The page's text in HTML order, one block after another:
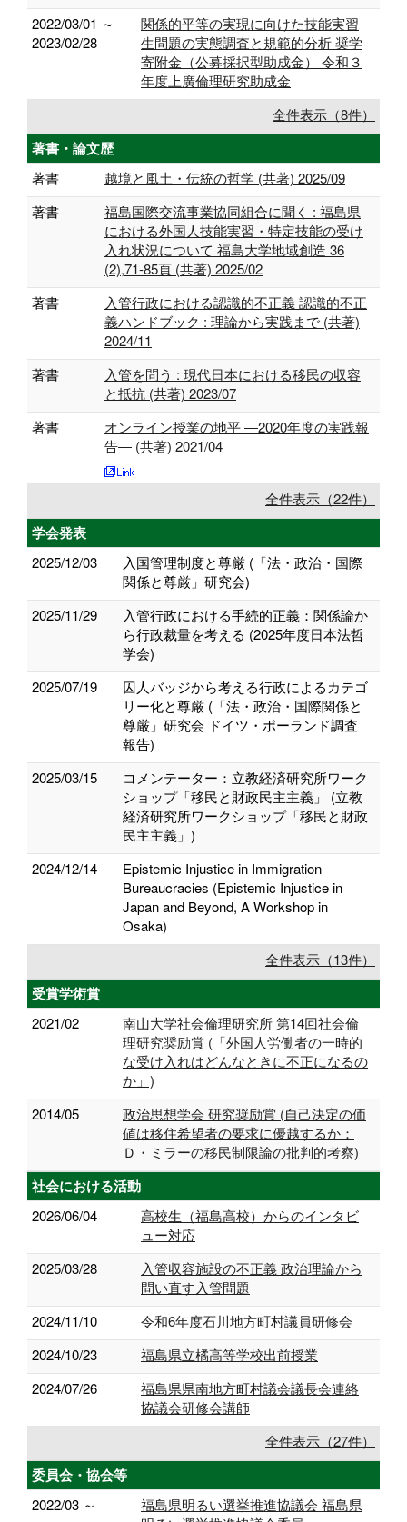
2022/03/01 ～
2023/02/28
関係的平等の実現に向けた技能実習
生問題の実態調査と規範的分析 奨学
寄附金（公募採択型助成金） 令和３
年度上廣倫理研究助成金
全件表示（8件）
著書・論文歴
著書
越境と風土・伝統の哲学 (共著) 2025/09
著書
福島国際交流事業協同組合に聞く : 福島県
における外国人技能実習・特定技能の受け
入れ状況について 福島大学地域創造 36
(2),71-85頁 (共著) 2025/02
著書
入管行政における認識的不正義 認識的不正
義ハンドブック : 理論から実践まで (共著)
2024/11
著書
入管を問う : 現代日本における移民の収容
と抵抗 (共著) 2023/07
著書
オンライン授業の地平 ―2020年度の実践報
告― (共著) 2021/04
全件表示（22件）
学会発表
2025/12/03
入国管理制度と尊厳 (「法・政治・国際
関係と尊厳」研究会)
2025/11/29
⼊管⾏政における⼿続的正義：関係論か
ら⾏政裁量を考える (2025年度日本法哲
学会)
2025/07/19
囚人バッジから考える行政によるカテゴ
リー化と尊厳 (「法・政治・国際関係と
尊厳」研究会 ドイツ・ポーランド調査
報告)
2025/03/15
コメンテーター：⽴教経済研究所ワーク
ショップ「移⺠と財政⺠主主義」 (⽴教
経済研究所ワークショップ「移⺠と財政
⺠主主義」)
2024/12/14
Epistemic Injustice in Immigration
Bureaucracies (Epistemic Injustice in
Japan and Beyond, A Workshop in
Osaka)
全件表示（13件）
受賞学術賞
2021/02
南山大学社会倫理研究所 第14回社会倫
理研究奨励賞 (「外国人労働者の一時的
な受け入れはどんなときに不正になるの
か」)
2014/05
政治思想学会 研究奨励賞 (自己決定の価
値は移住希望者の要求に優越するか：
Ｄ・ミラーの移民制限論の批判的考察)
社会における活動
2026/06/04
高校生（福島高校）からのインタビ
ュー対応
2025/03/28
入管収容施設の不正義 政治理論から
問い直す入管問題
2024/11/10
令和6年度石川地方町村議員研修会
2024/10/23
福島県立橘高等学校出前授業
2024/07/26
福島県県南地方町村議会議⻑会連絡
協議会研修会講師
全件表示（27件）
委員会・協会等
2022/03 ～
福島県明るい選挙推進協議会 福島県